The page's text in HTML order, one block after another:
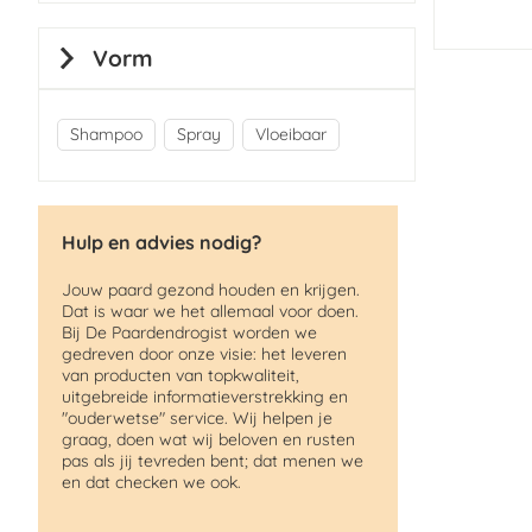
Vorm
Shampoo Spray Vloeibaar
Hulp en advies nodig?
Jouw paard gezond houden en krijgen.
Dat is waar we het allemaal voor doen.
Bij De Paardendrogist worden we
gedreven door onze visie: het leveren
van producten van topkwaliteit,
uitgebreide informatieverstrekking en
"ouderwetse" service. Wij helpen je
graag, doen wat wij beloven en rusten
pas als jij tevreden bent; dat menen we
en dat checken we ook.